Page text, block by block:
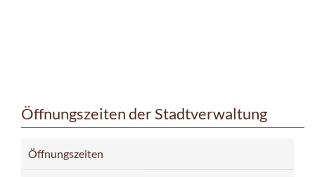
Öffnungszeiten der Stadtverwaltung
Öffnungszeiten